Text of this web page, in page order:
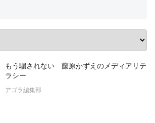
もう騙されない 藤原かずえのメディアリテ
ラシー
アゴラ編集部